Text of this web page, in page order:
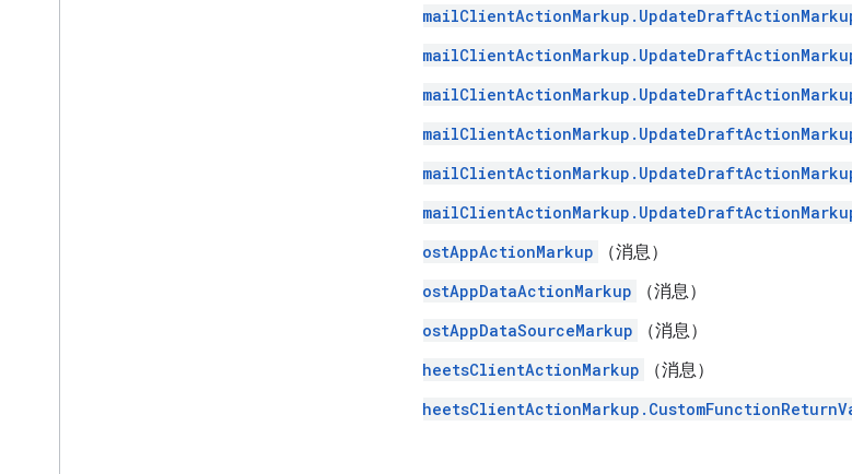
HostAppActionMarkup
（消息）
HostAppDataActionMarkup
（消息）
HostAppDataSourceMarkup
（消息）
SheetsClientActionMarkup
（消息）